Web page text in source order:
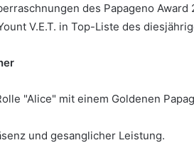
des Papageno Award
V.E.T. in Top-Liste des
"Alice" mit einem Goldenen
und gesanglicher Leistung.